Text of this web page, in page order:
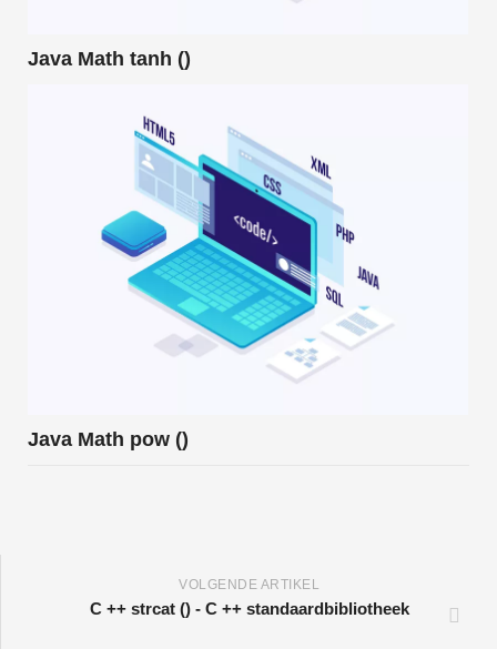
Java Math tanh ()
Java Math pow ()
VOLGENDE ARTIKEL
C ++ strcat () - C ++ standaardbibliotheek